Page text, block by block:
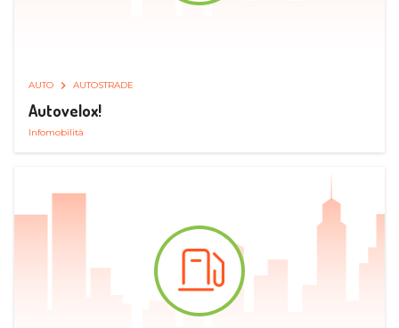
AUTO AUTOSTRADE
Autovelox!
Infomobilità